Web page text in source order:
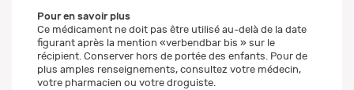
Pour en savoir plus
Ce médicament ne doit pas être utilisé au-delà de la date
figurant après la mention «verbendbar bis » sur le
récipient. Conserver hors de portée des enfants. Pour de
plus amples renseignements, consultez votre médecin,
votre pharmacien ou votre droguiste.